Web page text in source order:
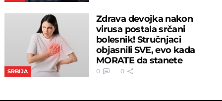
SRBIJA
Zdrava devojka nakon
virusa postala srčani
bolesnik! Stručnjaci
objasnili SVE, evo kada
MORATE da stanete
0 0